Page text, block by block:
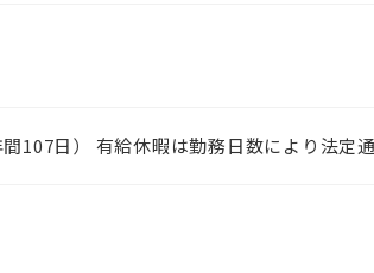
107日） 有給休暇は勤務日数により法定